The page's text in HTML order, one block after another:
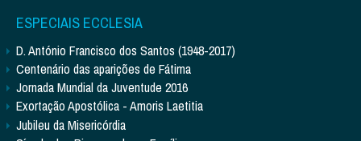
ESPECIAIS ECCLESIA
D. António Francisco dos Santos (1948-2017)
Centenário das aparições de Fátima
Jornada Mundial da Juventude 2016
Exortação Apostólica - Amoris Laetitia
Jubileu da Misericórdia